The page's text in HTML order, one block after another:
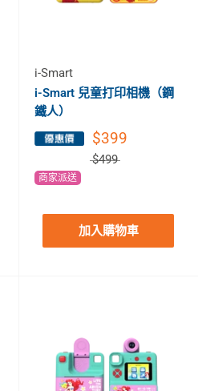
i-Smart
i-Smart 兒童打印相機（鋼
鐵人）
$399
$499
商家派送
加入購物車